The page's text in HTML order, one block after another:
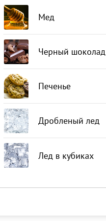
Мед
Черный шоколад
Печенье
Дробленый лед
Лед в кубиках